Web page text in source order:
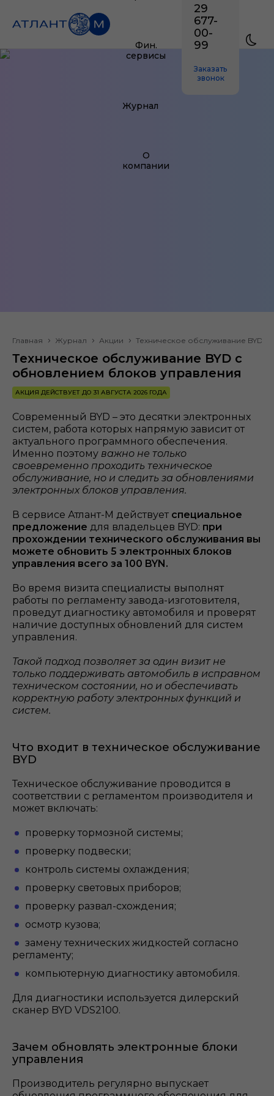
Фин.
сервисы
Журнал
О
компании
29
677-
00-
99
Заказать
звонок
Главная Журнал Акции Техническое обслуживание BYD
Техническое обслуживание BYD с
обновлением блоков управления
АКЦИЯ ДЕЙСТВУЕТ ДО 31 АВГУСТА 2026 ГОДА
Современный BYD – это десятки электронных
систем, работа которых напрямую зависит от
актуального программного обеспечения.
Именно поэтому важно не только
своевременно проходить техническое
обслуживание, но и следить за обновлениями
электронных блоков управления.
В сервисе Атлант-М действует специальное
предложение для владельцев BYD: при
прохождении технического обслуживания вы
можете обновить 5 электронных блоков
управления всего за 100 BYN.
Во время визита специалисты выполнят
работы по регламенту завода-изготовителя,
проведут диагностику автомобиля и проверят
наличие доступных обновлений для систем
управления.
Такой подход позволяет за один визит не
только поддерживать автомобиль в исправном
техническом состоянии, но и обеспечивать
корректную работу электронных функций и
систем.
Что входит в техническое обслуживание
BYD
Техническое обслуживание проводится в
соответствии с регламентом производителя и
может включать:
проверку тормозной системы;
проверку подвески;
контроль системы охлаждения;
проверку световых приборов;
проверку развал-схождения;
осмотр кузова;
замену технических жидкостей согласно
регламенту;
компьютерную диагностику автомобиля.
Для диагностики используется дилерский
сканер BYD VDS2100.
Зачем обновлять электронные блоки
управления
Производитель регулярно выпускает